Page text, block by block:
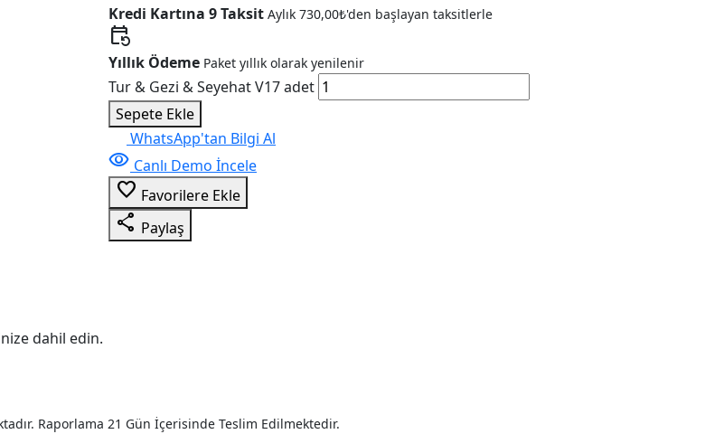
Kredi Kartına 9 Taksit Aylık 730,00₺'den başlayan taksitlerle
event_repeat
Yıllık Ödeme Paket yıllık olarak yenilenir
Tur & Gezi & Seyehat V17 adet
Sepete Ekle
WhatsApp'tan Bilgi Al
visibility Canlı Demo İncele
favorite_border Favorilere Ekle
share Paylaş
dahil edin.
Raporlama 21 Gün İçerisinde Teslim Edilmektedir.